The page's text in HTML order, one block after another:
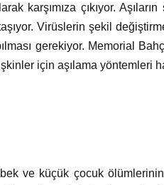
karşımıza çıkıyor.
Virüslerin şekil
gerekiyor. Memorial
için aşılama yöntemleri
ve küçük çocuk